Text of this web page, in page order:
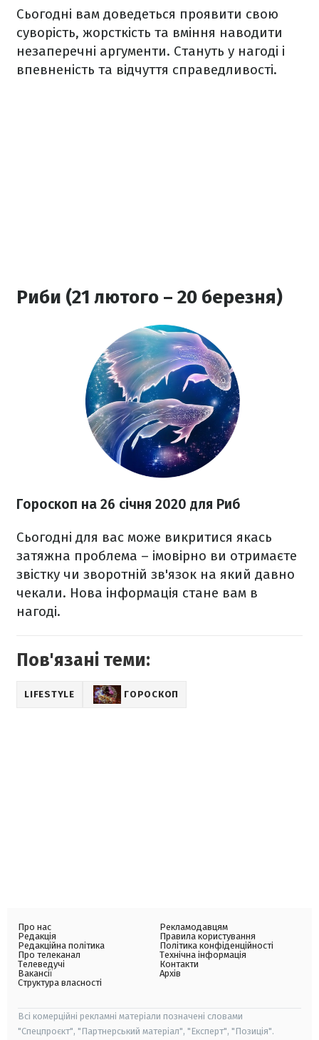
Сьогодні вам доведеться проявити свою
суворість, жорсткість та вміння наводити
незаперечні аргументи. Стануть у нагоді і
впевненість та відчуття справедливості.
Риби (21 лютого – 20 березня)
Гороскоп на 26 січня 2020 для Риб
Сьогодні для вас може викритися якась
затяжна проблема – імовірно ви отримаєте
звістку чи зворотній зв'язок на який давно
чекали. Нова інформація стане вам в
нагоді.
Пов'язані теми:
LIFESTYLE ГОРОСКОП
Про нас
Редакція
Редакційна політика
Про телеканал
Телеведучі
Вакансії
Структура власності
Рекламодавцям
Правила користування
Політика конфіденційності
Технічна інформація
Контакти
Архів
Всі комерційні рекламні матеріали позначені словами
"Спецпроєкт", "Партнерський матеріал", "Експерт", "Позиція".